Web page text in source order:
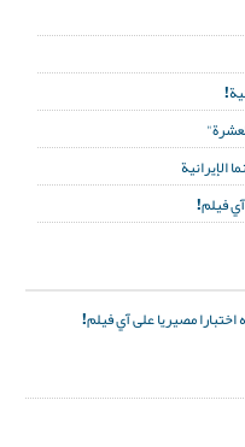
الإيرانية
فيلم!
مصيريا على آي فيلم!